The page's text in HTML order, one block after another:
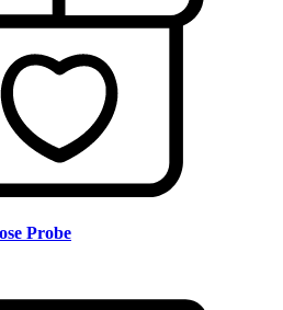
Probe